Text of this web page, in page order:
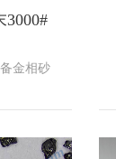
金相砂